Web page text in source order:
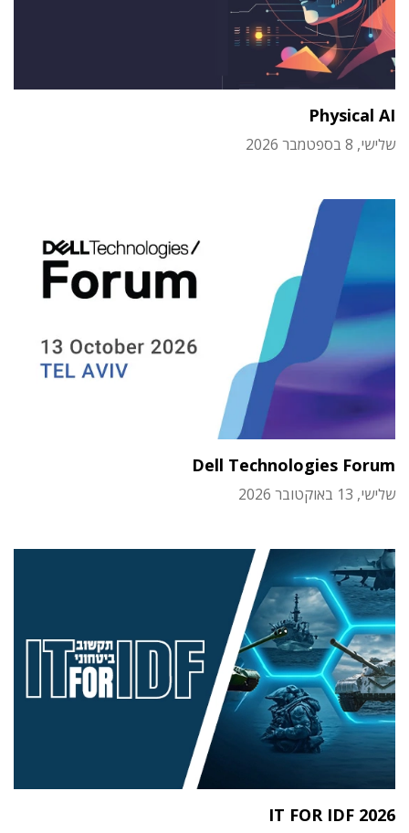
Physical AI
שלישי, 8 בספטמבר 2026
Dell Technologies Forum
שלישי, 13 באוקטובר 2026
IT FOR IDF 2026